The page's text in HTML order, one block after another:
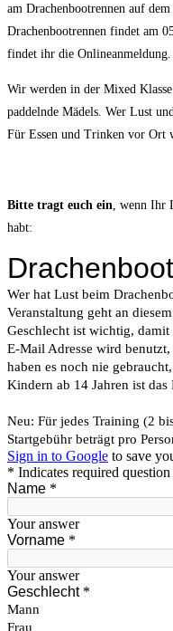
am Drachenbootrennen auf
Drachenbootrennen findet am
findet ihr die Onlineanmeldung.
Wir werden in der Mixed
paddelnde Mädels. Wer Lust
Für Essen und Trinken vor Ort
Bitte tragt euch ein , wenn Ihr
habt: